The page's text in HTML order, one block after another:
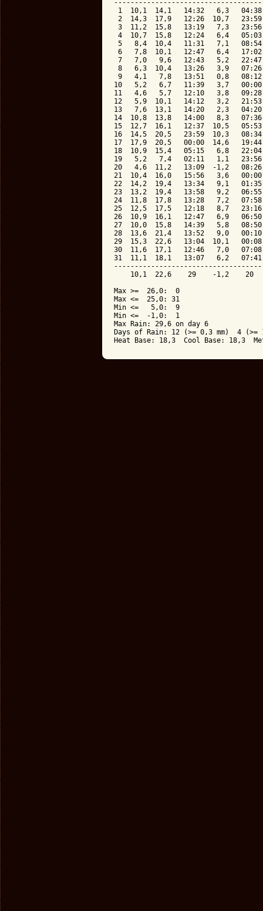
1  10,1  14,1   14:32   6,3
2  14,3  17,9   12:26  10,7
3  11,2  15,8   13:19   7,3
4  10,7  15,8   12:24   6,4
5   8,4  10,4   11:31   7,1
6   7,8  10,1   12:47   6,4   17:02
7   7,0   9,6   12:43   5,2
8   6,3  10,4   13:26   3,9
9   4,1   7,8   13:51   0,8
10   5,2   6,7   11:39   3,7
11   4,6   5,7   12:10   3,8
12   5,9  10,1   14:12   3,2
13   7,6  13,1   14:20   2,3
14  10,8  13,8   14:00   8,3
15  12,7  16,1   12:37  10,5
16  14,5  20,5   23:59  10,3
17  17,9  20,5   00:00  14,6
18  10,9  15,4   05:15   6,8
19   5,2   7,4   02:11   1,1
20   4,6  11,2   13:09  -1,2
21  10,4  16,0   15:56   3,6
22  14,2  19,4   13:34   9,1
23  13,2  19,4   13:58   9,2
24  11,8  17,8   13:28   7,2
25  12,5  17,5   12:18   8,7
26  10,9  16,1   12:47   6,9
27  10,0  15,8   14:39   5,8
28  13,6  21,4   13:52   9,0
29  15,3  22,6   13:04  10,1
30  11,6  17,1   12:46   7,0
31  11,1  18,1   13:07   6,2
10,1  22,6    29    -1,2    20
Max >=  26,0:  0
Max <=  25,0: 31
Min <=   5,0:  9
Min <=  -1,0:  1
Max Rain: 29,6 on day 6
Days of Rain: 12 (>= 0,3 mm)  4 (>=